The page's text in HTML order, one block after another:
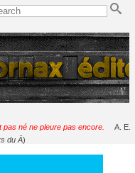
pas né ne pleure pas encore.
A. E.
du Ā)